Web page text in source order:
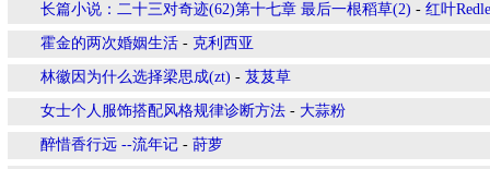
长篇小说：二十三对奇迹(62)第十七章 最后一根稻草(2) - 红叶
霍金的两次婚姻生活 - 克利西亚
林徽因为什么选择梁思成(zt) - 芨芨草
女士个人服饰搭配风格规律诊断方法 - 大蒜粉
醉惜香行远 --流年记 - 莳萝